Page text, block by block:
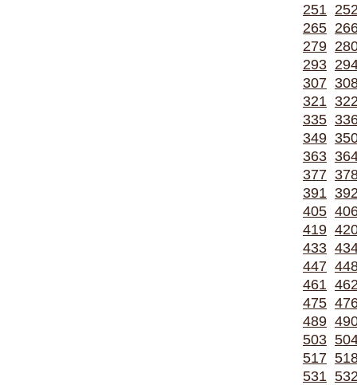
251
265
279
293
307
321
335
349
363
377
391
405
419
433
447
461
475
489
503
517
531